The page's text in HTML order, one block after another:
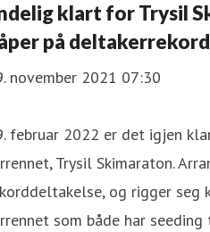
klart for Trysil
på deltakerrekord
november 2021 07:30
februar 2022 er det igjen
Trysil Skimaraton.
og rigger seg
som både har